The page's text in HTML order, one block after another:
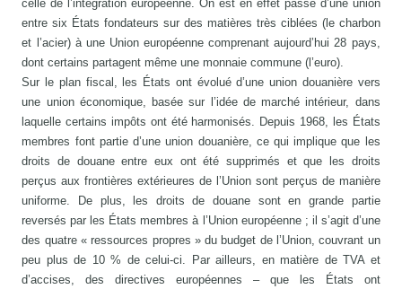
celle de l’intégration européenne. On est en effet passé d’une union
entre six États fondateurs sur des matières très ciblées (le charbon
et l’acier) à une Union européenne comprenant aujourd’hui 28 pays,
dont certains partagent même une monnaie commune (l’euro).
Sur le plan fiscal, les États ont évolué d’une union douanière vers
une union économique, basée sur l’idée de marché intérieur, dans
laquelle certains impôts ont été harmonisés. Depuis 1968, les États
membres font partie d’une union douanière, ce qui implique que les
droits de douane entre eux ont été supprimés et que les droits
perçus aux frontières extérieures de l’Union sont perçus de manière
uniforme. De plus, les droits de douane sont en grande partie
reversés par les États membres à l’Union européenne ; il s’agit d’une
des quatre « ressources propres » du budget de l’Union, couvrant un
peu plus de 10 % de celui-ci. Par ailleurs, en matière de TVA et
d’accises, des directives européennes – que les États ont